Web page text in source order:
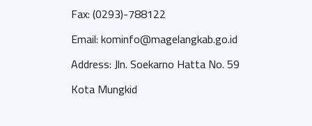
Fax: (0293)-788122
Email: kominfo@magelangkab.go.id
Address: Jln. Soekarno Hatta No. 59
Kota Mungkid